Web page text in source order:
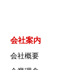
会社案内
会社概要